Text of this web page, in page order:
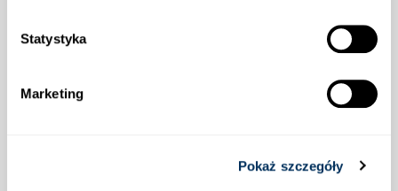
Statystyka
Marketing
Pokaż szczegóły